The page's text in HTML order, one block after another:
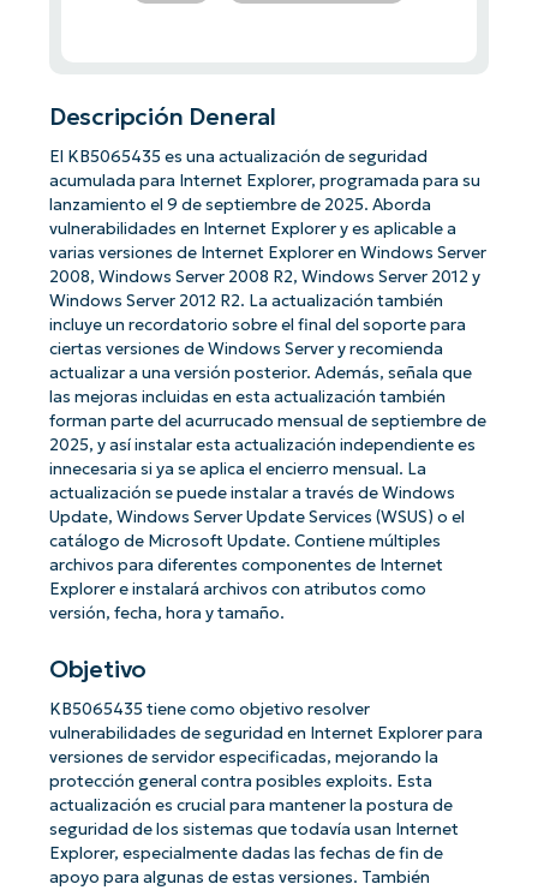
Descripción Deneral
El KB5065435 es una actualización de seguridad
acumulada para Internet Explorer, programada para su
lanzamiento el 9 de septiembre de 2025. Aborda
vulnerabilidades en Internet Explorer y es aplicable a
varias versiones de Internet Explorer en Windows Server
2008, Windows Server 2008 R2, Windows Server 2012 y
Windows Server 2012 R2. La actualización también
incluye un recordatorio sobre el final del soporte para
ciertas versiones de Windows Server y recomienda
actualizar a una versión posterior. Además, señala que
las mejoras incluidas en esta actualización también
forman parte del acurrucado mensual de septiembre de
2025, y así instalar esta actualización independiente es
innecesaria si ya se aplica el encierro mensual. La
actualización se puede instalar a través de Windows
Update, Windows Server Update Services (WSUS) o el
catálogo de Microsoft Update. Contiene múltiples
archivos para diferentes componentes de Internet
Explorer e instalará archivos con atributos como
versión, fecha, hora y tamaño.
Objetivo
KB5065435 tiene como objetivo resolver
vulnerabilidades de seguridad en Internet Explorer para
versiones de servidor especificadas, mejorando la
protección general contra posibles exploits. Esta
actualización es crucial para mantener la postura de
seguridad de los sistemas que todavía usan Internet
Explorer, especialmente dadas las fechas de fin de
apoyo para algunas de estas versiones. También